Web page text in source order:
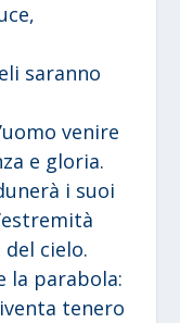
saranno
venire
e gloria.
i suoi
cielo.
la parabola:
tenero